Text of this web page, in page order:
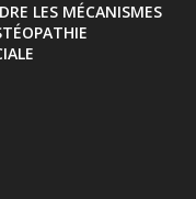
LES MÉCANISMES